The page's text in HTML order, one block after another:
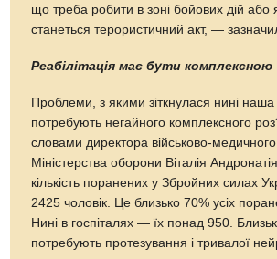
що треба робити в зоні бойових дій
станеться терористичний акт, —
Реабілітація має бути комплексною
Проблеми, з якими зіткнулася нині
потребують негайного комплексного
словами директора військово-
Міністерства оборони Віталія
кількість поранених у Збройних силах
2425 чоловік. Це близько 70% усіх
Нині в госпіталях — їх понад 950.
потребують протезування і тривалої